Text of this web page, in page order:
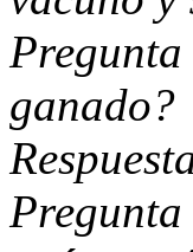
ganado?